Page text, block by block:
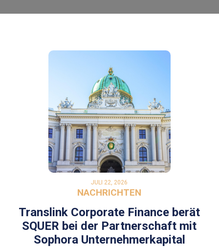
JULI 22, 2026
NACHRICHTEN
Translink Corporate Finance berät
SQUER bei der Partnerschaft mit
Sophora Unternehmerkapital